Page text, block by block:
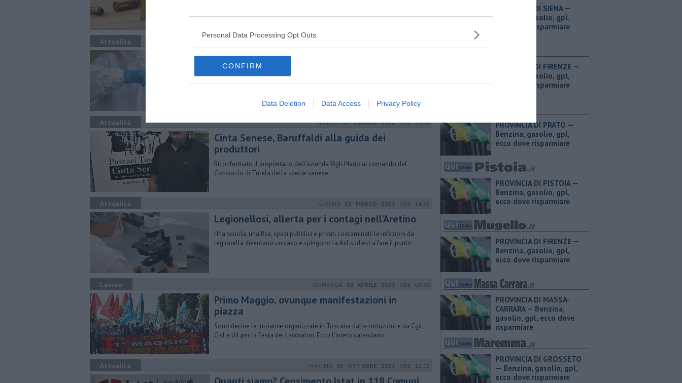
Personal Data Processing Opt Outs
CONFIRM
Data Deletion Data Access Privacy Policy
Attualità
Ecco le associazioni che faranno i tamponi
Attualità VENERDÌ27 MAGGIO 2022ORE 10:41
Cinta Senese, Baruffaldi alla guida dei
produttori
Riconfermato il proprietario dell'azienda Vigli Mario al comando del
Consorzio di Tutela della specie senese
Attualità GIOVEDÌ 23 MARZO 2023 ORE 14:55
Legionellosi, allerta per i contagi nell'Aretino
Una scuola, una Rsa, spazi pubblici e privati contaminati: le infezioni da
legionella diventano un caso e spingono la Asl sud est a fare il punto
Lavoro DOMENICA 30 APRILE 2023 ORE 08:30
Primo Maggio, ovunque manifestazioni in
piazza
Sono decine le iniziative organizzate in Toscana dalle istituzioni e da Cgil,
Cisl e Uil per la Festa dei Lavoratori. Ecco l'intero calendario
Attualità MARTEDÌ 03 OTTOBRE 2023 ORE 12:15
PROVINCIA DI SIENA — ​
Benzina, gasolio, gpl,
ecco dove risparmiare
PROVINCIA DI FIRENZE — ​
Benzina, gasolio, gpl,
ecco dove risparmiare
PROVINCIA DI PRATO — ​
Benzina, gasolio, gpl,
ecco dove risparmiare
PROVINCIA DI PISTOIA — ​
Benzina, gasolio, gpl,
ecco dove risparmiare
PROVINCIA DI FIRENZE — ​
Benzina, gasolio, gpl,
ecco dove risparmiare
PROVINCIA DI MASSA-
CARRARA — ​Benzina,
gasolio, gpl, ecco dove
risparmiare
PROVINCIA DI GROSSETO
— ​Benzina, gasolio, gpl,
ecco dove risparmiare